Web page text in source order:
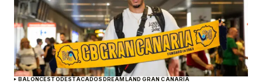
BALONCESTODESTACADOSDREAMLAND GRAN CANARIA